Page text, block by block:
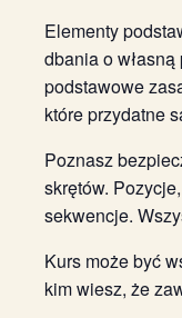
Elementy
dbania o
podstawowe
które przydatne
Poznasz
skrętów.
sekwencje.
Kurs może być
kim wiesz, że